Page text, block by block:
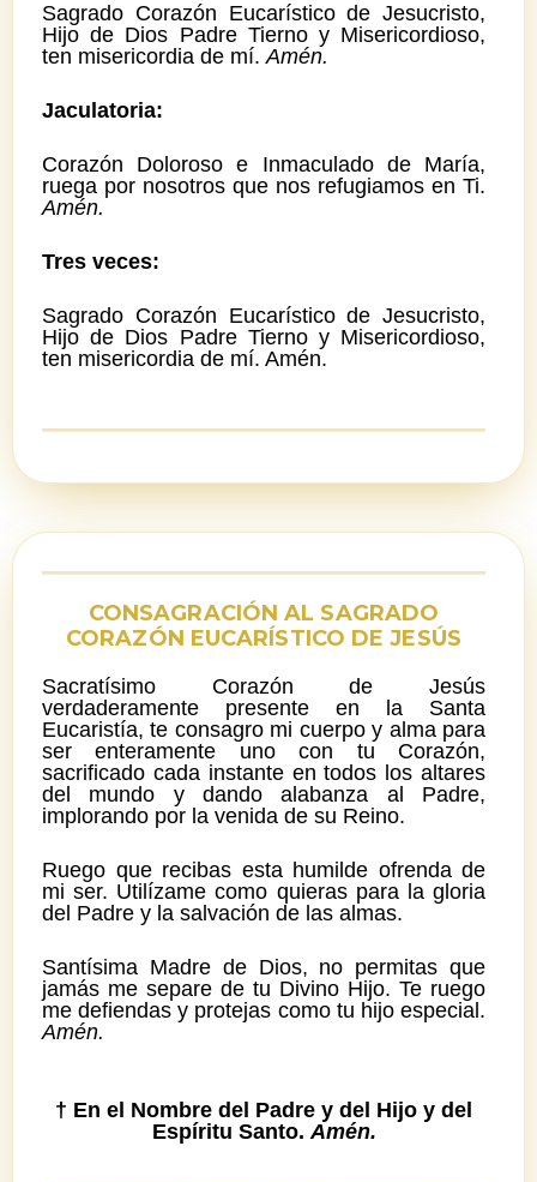
Sagrado Corazón Eucarístico de Jesucristo,
Hijo de Dios Padre Tierno y Misericordioso,
ten misericordia de mí.Amén.
Jaculatoria:
Corazón Doloroso e Inmaculado de María,
ruega por nosotros que nos refugiamos en Ti.
Amén.
Tres veces:
Sagrado Corazón Eucarístico de Jesucristo,
Hijo de Dios Padre Tierno y Misericordioso,
ten misericordia de mí. Amén.
CONSAGRACIÓN AL SAGRADO
CORAZÓN EUCARÍSTICO DE JESÚS
Sacratísimo Corazón de Jesús
verdaderamente presente en la Santa
Eucaristía, te consagro mi cuerpo y alma para
ser enteramente uno con tu Corazón,
sacrificado cada instante en todos los altares
del mundo y dando alabanza al Padre,
implorando por la venida de su Reino.
Ruego que recibas esta humilde ofrenda de
mi ser. Utilízame como quieras para la gloria
del Padre y la salvación de las almas.
Santísima Madre de Dios, no permitas que
jamás me separe de tu Divino Hijo. Te ruego
me defiendas y protejas como tu hijo especial.
Amén.
† En el Nombre del Padre y del Hijo y del
Espíritu Santo. Amén.